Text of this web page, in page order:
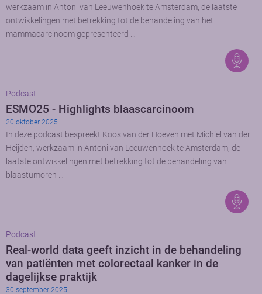
werkzaam in Antoni van Leeuwenhoek te Amsterdam, de laatste
ontwikkelingen met betrekking tot de behandeling van het
mammacarcinoom gepresenteerd …
Podcast
ESMO25 - Highlights blaascarcinoom
20 oktober 2025
In deze podcast bespreekt Koos van der Hoeven met Michiel van der
Heijden, werkzaam in Antoni van Leeuwenhoek te Amsterdam, de
laatste ontwikkelingen met betrekking tot de behandeling van
blaastumoren …
Podcast
Real-world data geeft inzicht in de behandeling
van patiënten met colorectaal kanker in de
dagelijkse praktijk
30 september 2025